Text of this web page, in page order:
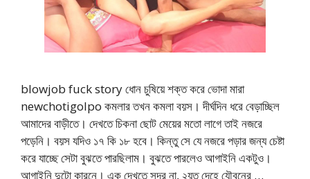
blowjob fuck story ধোন চুষিয়ে শক্ত করে ভোদা মারা
newchotigolpo কমলার তখন কমলা বয়স। দীর্ঘদিন ধরে বেড়াচ্ছিল
আমাদের বাড়ীতে। দেখতে চিকনা ছোট মেয়ের মতো লাগে তাই নজরে
পড়েনি। বয়স যদিও ১৭ কি ১৮ হবে। কিন্তু সে যে নজরে পড়ার জন্য চেষ্টা
করে যাচ্ছে সেটা বুঝতে পারছিলাম। বুঝতে পারলেও আগাইনি একটুও।
আগাইনি দুটো কারনে। এক দেখতে সুন্দর না, ২য়ত দেহে যৌবনের …